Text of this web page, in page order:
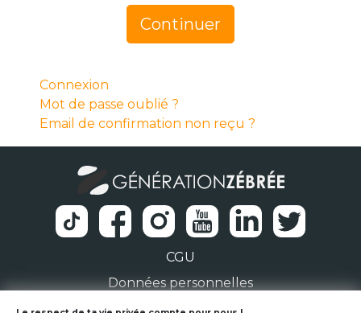
Continuer
Connexion
Mot de passe oublié ?
Email de confirmation non reçu ?
CGU
Données personnelles